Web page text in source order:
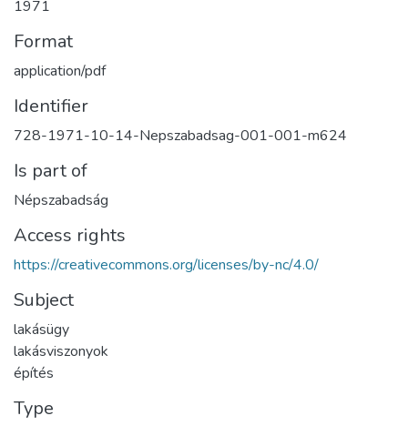
1971
Format
application/pdf
Identifier
728-1971-10-14-Nepszabadsag-001-001-m624
Is part of
Népszabadság
Access rights
https://creativecommons.org/licenses/by-nc/4.0/
Subject
lakásügy
lakásviszonyok
építés
Type